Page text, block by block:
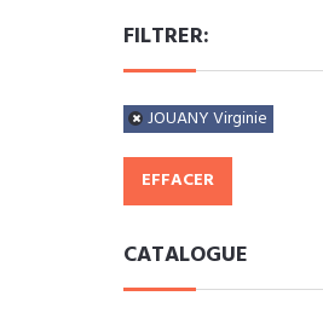
FILTRER:
JOUANY Virginie
EFFACER
CATALOGUE